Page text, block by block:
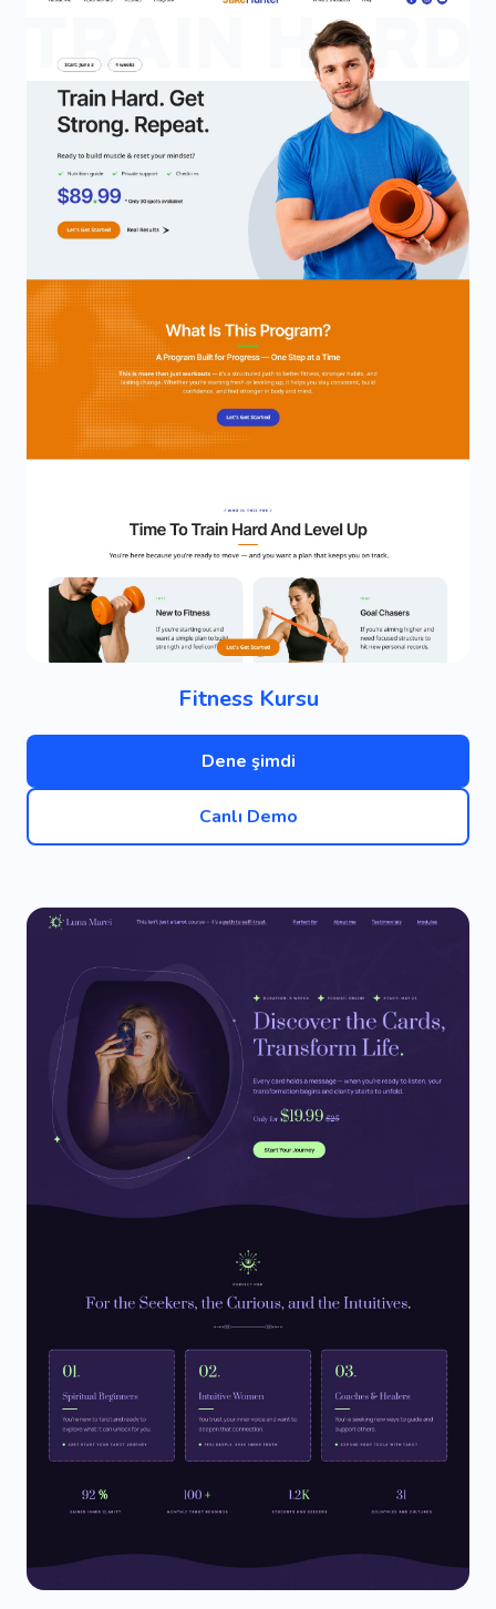
Fitness Kursu
Dene şimdi
Canlı Demo